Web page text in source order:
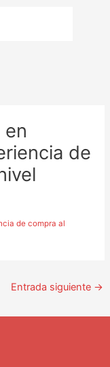
de
de compra al
Entrada siguiente →